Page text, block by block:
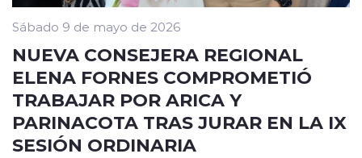
Sábado 9 de mayo de 2026
NUEVA CONSEJERA REGIONAL
ELENA FORNES COMPROMETIÓ
TRABAJAR POR ARICA Y
PARINACOTA TRAS JURAR EN LA IX
SESIÓN ORDINARIA